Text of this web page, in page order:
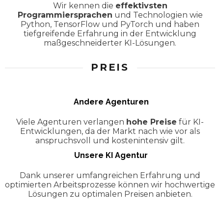
Wir kennen die effektivsten
Programmiersprachen und Technologien wie
Python, TensorFlow und PyTorch und haben
tiefgreifende Erfahrung in der Entwicklung
maßgeschneiderter KI-Lösungen.
PREIS
Andere Agenturen
Viele Agenturen verlangen hohe Preise für KI-
Entwicklungen, da der Markt nach wie vor als
anspruchsvoll und kostenintensiv gilt.
Unsere KI Agentur
Dank unserer umfangreichen Erfahrung und
optimierten Arbeitsprozesse können wir hochwertige
Lösungen zu optimalen Preisen anbieten.